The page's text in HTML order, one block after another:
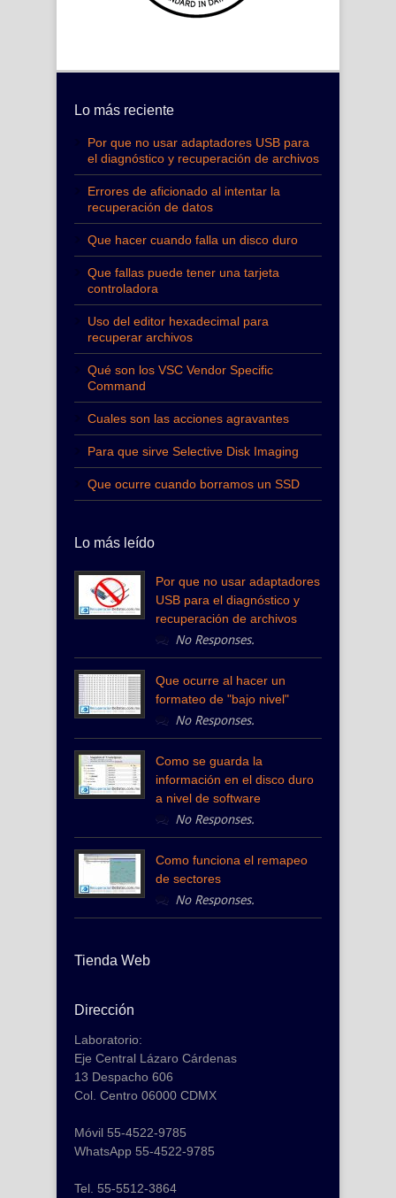
Lo más reciente
Por que no usar adaptadores USB para
el diagnóstico y recuperación de archivos
Errores de aficionado al intentar la
recuperación de datos
Que hacer cuando falla un disco duro
Que fallas puede tener una tarjeta
controladora
Uso del editor hexadecimal para
recuperar archivos
Qué son los VSC Vendor Specific
Command
Cuales son las acciones agravantes
Para que sirve Selective Disk Imaging
Que ocurre cuando borramos un SSD
Lo más leído
Por que no usar adaptadores
USB para el diagnóstico y
recuperación de archivos
No Responses.
Que ocurre al hacer un
formateo de "bajo nivel"
No Responses.
Como se guarda la
información en el disco duro
a nivel de software
No Responses.
Como funciona el remapeo
de sectores
No Responses.
Tienda Web
Dirección
Laboratorio:
Eje Central Lázaro Cárdenas
13 Despacho 606
Col. Centro 06000 CDMX
Móvil 55-4522-9785
WhatsApp 55-4522-9785
Tel. 55-5512-3864